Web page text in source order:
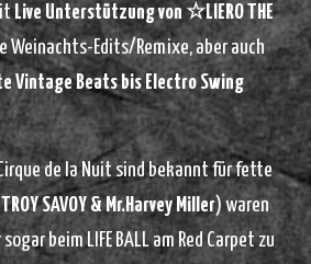
Live Unterstützung von ☆LIERO THE
Weinachts-Edits/Remixe, aber auch
Vintage Beats bis Electro Swing
de la Nuit sind bekannt für fette
TROY SAVOY & Mr.Harvey Miller) waren
beim LIFE BALL am Red Carpet zu